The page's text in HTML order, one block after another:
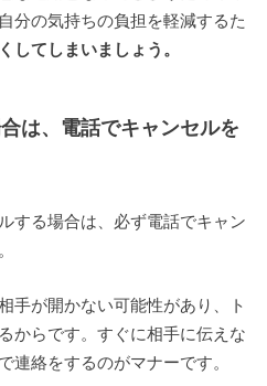
分の気持ちの負担を軽減するた
してしまいましょう。
は、電話でキャンセルを
する場合は、必ず電話でキャン
手が開かない可能性があり、ト
からです。すぐに相手に伝えな
連絡をするのがマナーです。